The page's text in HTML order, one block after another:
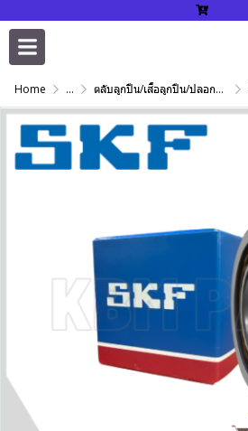
Home ... ตลับลูกปืน/เสื้อลูกปืน/ปลอกปรับเพลา/แหวนกำหนด/เพลาฮาร์ดโครม